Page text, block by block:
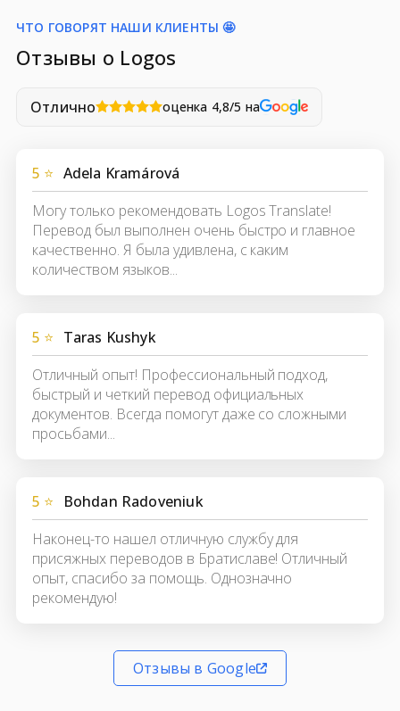
ЧТО ГОВОРЯТ НАШИ КЛИЕНТЫ 🤩
Отзывы о Logos
Отлично оценка 4,8/5 на
5 ⭐ Adela Kramárová
Могу только рекомендовать Logos Translate!
Перевод был выполнен очень быстро и главное
качественно. Я была удивлена, с каким
количеством языков...
5 ⭐ Taras Kushyk
Отличный опыт! Профессиональный подход,
быстрый и четкий перевод официальных
документов. Всегда помогут даже со сложными
просьбами...
5 ⭐
Bohdan Radoveniuk
Наконец-то нашел отличную службу для
присяжных переводов в Братиславе! Отличный
опыт, спасибо за помощь. Однозначно
рекомендую!
Отзывы в Google